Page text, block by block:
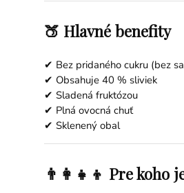
🍑 Hlavné benefity
✔ Bez pridaného cukru (bez
✔ Obsahuje 40 % sliviek
✔ Sladená fruktózou
✔ Plná ovocná chuť
✔ Sklenený obal
👨‍👩‍👧‍👦 Pre koho